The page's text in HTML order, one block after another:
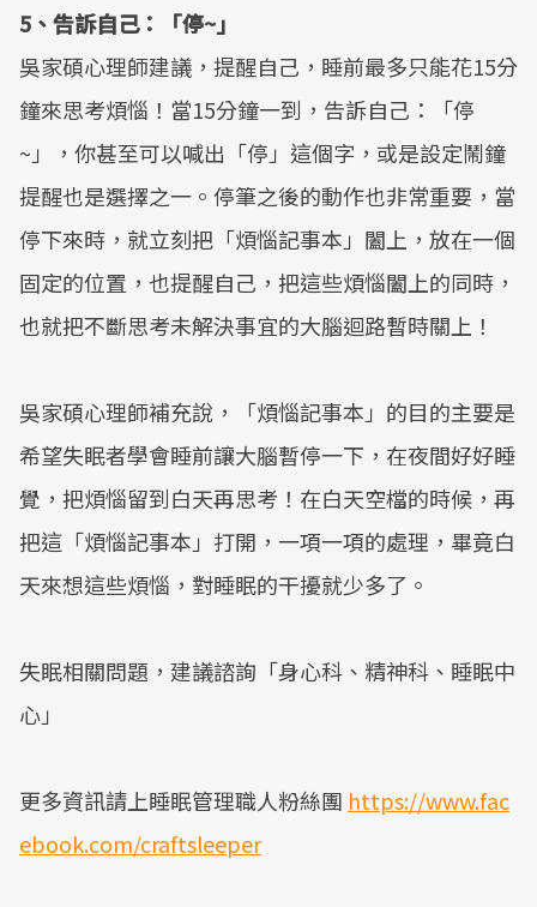
5、告訴自己：「停~」
吳家碩心理師建議，提醒自己，睡前最多只能花15分
鐘來思考煩惱！當15分鐘一到，告訴自己：「停
~」，你甚至可以喊出「停」這個字，或是設定鬧鐘
提醒也是選擇之一。停筆之後的動作也非常重要，當
停下來時，就立刻把「煩惱記事本」闔上，放在一個
固定的位置，也提醒自己，把這些煩惱闔上的同時，
也就把不斷思考未解決事宜的大腦迴路暫時關上！
吳家碩心理師補充說，「煩惱記事本」的目的主要是
希望失眠者學會睡前讓大腦暫停一下，在夜間好好睡
覺，把煩惱留到白天再思考！在白天空檔的時候，再
把這「煩惱記事本」打開，一項一項的處理，畢竟白
天來想這些煩惱，對睡眠的干擾就少多了。
失眠相關問題，建議諮詢「身心科、精神科、睡眠中
心」
更多資訊請上睡眠管理職人粉絲團 https://www.fac
ebook.com/craftsleeper